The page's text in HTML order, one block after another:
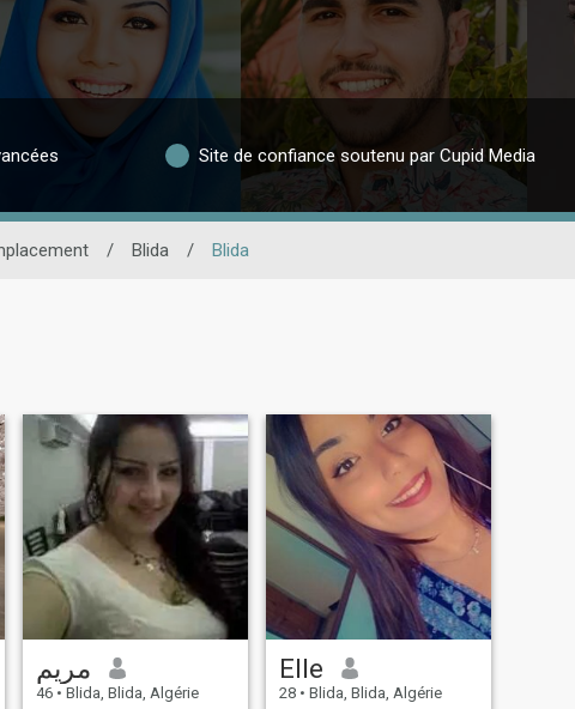
Site de confiance soutenu par Cupid Media
/ Blida / Blida
مريم
46 • Blida, Blida, Algérie
Elle
28 • Blida, Blida, Algérie